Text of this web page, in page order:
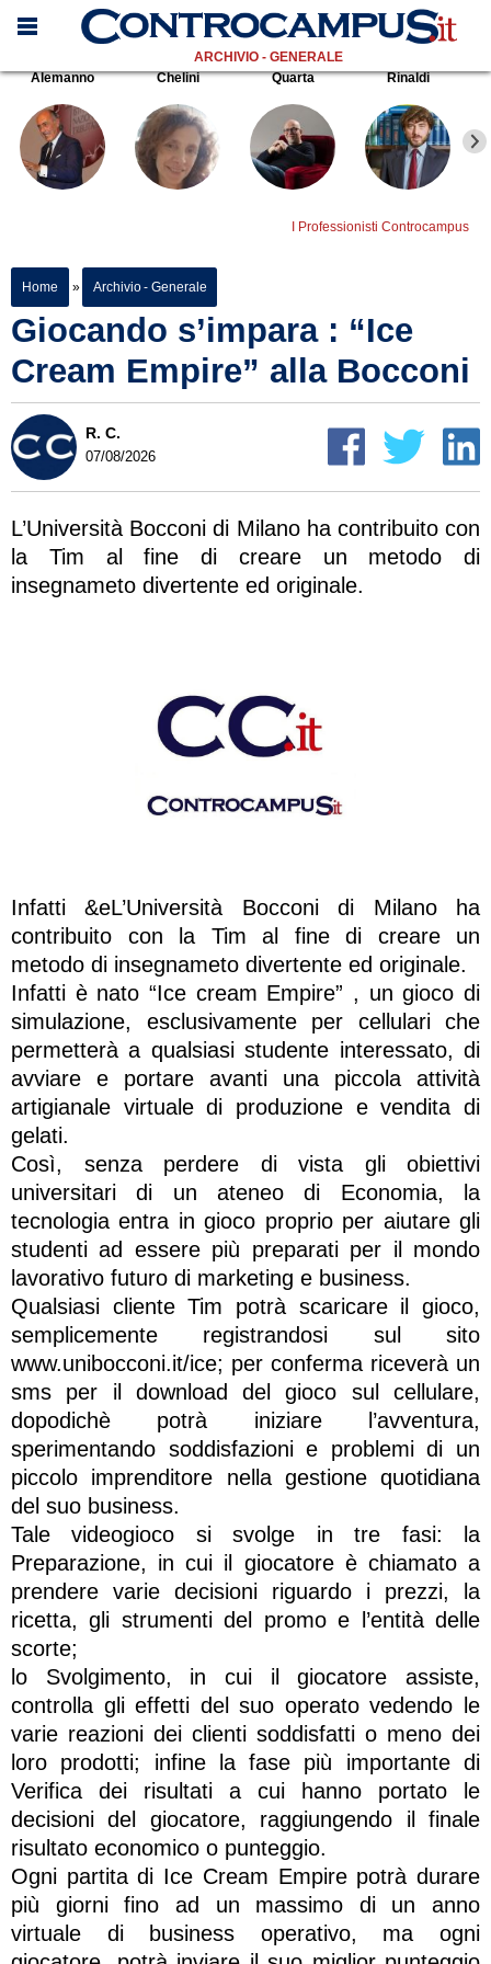
ARCHIVIO - GENERALE
Alemanno
Chelini Quarta Rinaldi
I Professionisti Controcampus
Home » Archivio - Generale
Giocando s’impara : “Ice
Cream Empire” alla Bocconi
R. C.
07/08/2026
L’Università Bocconi di Milano ha contribuito con
la Tim al fine di creare un metodo di
insegnameto divertente ed originale.
Infatti &eL’Università Bocconi di Milano ha
contribuito con la Tim al fine di creare un
metodo di insegnameto divertente ed originale.
Infatti è nato “Ice cream Empire” , un gioco di
simulazione, esclusivamente per cellulari che
permetterà a qualsiasi studente interessato, di
avviare e portare avanti una piccola attività
artigianale virtuale di produzione e vendita di
gelati.
Così, senza perdere di vista gli obiettivi
universitari di un ateneo di Economia, la
tecnologia entra in gioco proprio per aiutare gli
studenti ad essere più preparati per il mondo
lavorativo futuro di marketing e business.
Qualsiasi cliente Tim potrà scaricare il gioco,
semplicemente registrandosi sul sito
www.unibocconi.it/ice; per conferma riceverà un
sms per il download del gioco sul cellulare,
dopodichè potrà iniziare l’avventura,
sperimentando soddisfazioni e problemi di un
piccolo imprenditore nella gestione quotidiana
del suo business.
Tale videogioco si svolge in tre fasi: la
Preparazione, in cui il giocatore è chiamato a
prendere varie decisioni riguardo i prezzi, la
ricetta, gli strumenti del promo e l’entità delle
scorte;
lo Svolgimento, in cui il giocatore assiste,
controlla gli effetti del suo operato vedendo le
varie reazioni dei clienti soddisfatti o meno dei
loro prodotti; infine la fase più importante di
Verifica dei risultati a cui hanno portato le
decisioni del giocatore, raggiungendo il finale
risultato economico o punteggio.
Ogni partita di Ice Cream Empire potrà durare
più giorni fino ad un massimo di un anno
virtuale di business operativo, ma ogni